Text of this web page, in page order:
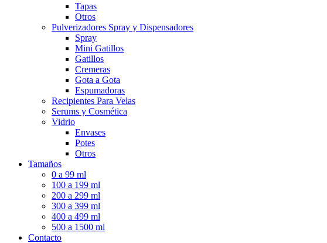
Tapas
Otros
Pulverizadores Spray y Dispensadores
Spray
Mini Gatillos
Gatillos
Cremeras
Gota a Gota
Espumadoras
Recipientes Para Velas
Serums y Cosmética
Vidrio
Envases
Potes
Otros
Tamaños
0 a 99 ml
100 a 199 ml
200 a 299 ml
300 a 399 ml
400 a 499 ml
500 a 1500 ml
Contacto